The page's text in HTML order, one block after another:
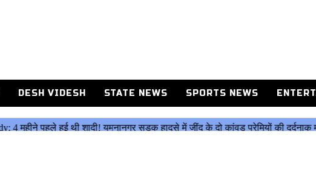
DESH VIDESH STATE NEWS SPORTS NEWS